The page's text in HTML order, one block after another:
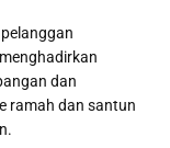
dan
ramah dan santun